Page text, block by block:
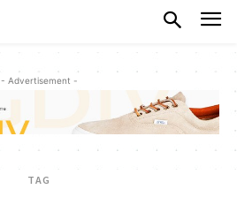
- Advertisement -
TAG